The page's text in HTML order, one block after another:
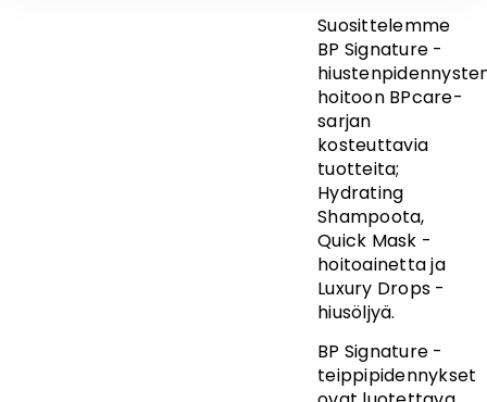
Suosittelemme
BP Signature -
hoitoon BPcare-
sarjan
kosteuttavia
tuotteita;
Hydrating
Shampoota,
Quick Mask -
hoitoainetta ja
Luxury Drops -
hiusöljyä.
BP Signature -
teippipidennykset